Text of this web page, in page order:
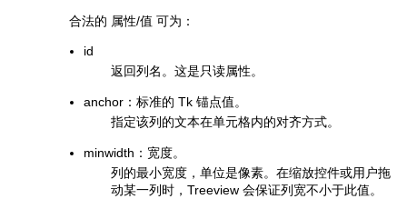
合法的 属性/值 可为：
id
返回列名。这是只读属性。
anchor：标准的 Tk 锚点值。
指定该列的文本在单元格内的对齐方式。
minwidth：宽度。
列的最小宽度，单位是像素。在缩放控件或用户拖
动某一列时，Treeview 会保证列宽不小于此值。